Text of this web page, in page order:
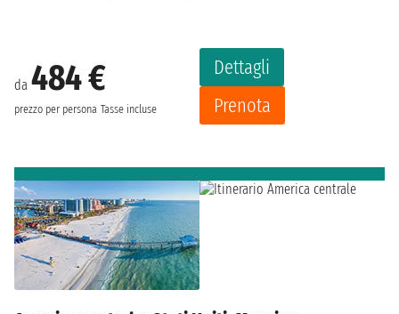
da 484 €
prezzo per persona Tasse incluse
Dettagli
Prenota